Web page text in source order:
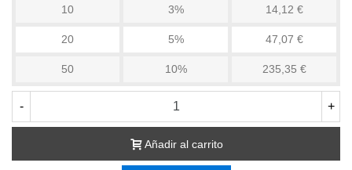
10 3% 14,12 €
20 5% 47,07 €
50 10% 235,35 €
- +
Añadir al carrito